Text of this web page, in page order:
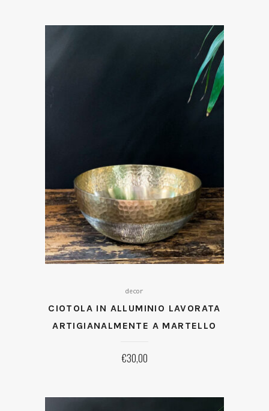
decor
CIOTOLA IN ALLUMINIO LAVORATA
ARTIGIANALMENTE A MARTELLO
€30,00